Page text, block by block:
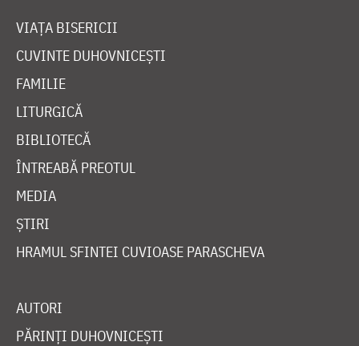
VIAȚA BISERICII
CUVINTE DUHOVNICEȘTI
FAMILIE
LITURGICĂ
BIBLIOTECĂ
ÎNTREABĂ PREOTUL
MEDIA
ȘTIRI
HRAMUL SFINTEI CUVIOASE PARASCHEVA
AUTORI
PĂRINȚI DUHOVNICEȘTI